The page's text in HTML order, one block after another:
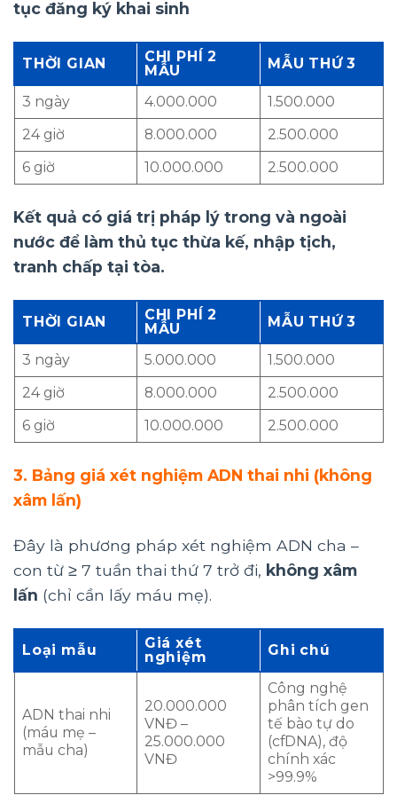
tục đăng ký khai sinh
THỜI GIAN
CHI PHÍ 2
MẪU
MẪU THỨ 3
3 ngày 4.000.000
1.500.000
24 giờ
8.000.000
2.500.000
6 giờ
10.000.000 2.500.000
Kết quả có giá trị pháp lý trong và ngoài
nước để làm thủ tục thừa kế, nhập tịch,
tranh chấp tại tòa.
THỜI GIAN
CHI PHÍ 2
MẪU
MẪU THỨ 3
3 ngày 5.000.000
1.500.000
24 giờ
8.000.000
2.500.000
6 giờ
10.000.000 2.500.000
3. Bảng giá xét nghiệm ADN thai nhi (không
xâm lấn)
Đây là phương pháp xét nghiệm ADN cha –
con từ ≥ 7 tuần thai thứ 7 trở đi, không xâm
lấn (chỉ cần lấy máu mẹ).
Loại mẫu
Giá xét
nghiệm
Ghi chú
ADN thai nhi
(máu mẹ –
mẫu cha)
20.000.000
VNĐ –
25.000.000
VNĐ
Công nghệ
phân tích gen
tế bào tự do
(cfDNA), độ
chính xác
>99.9%